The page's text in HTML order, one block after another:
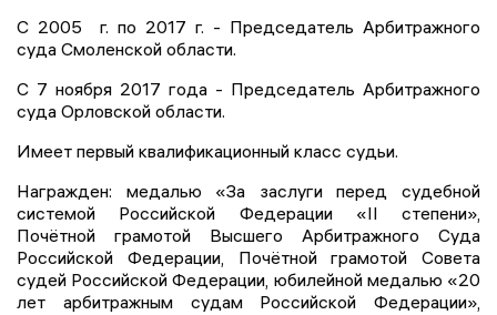
С 2005 г. по 2017 г. - Председатель Арбитражного
суда Смоленской области.
С 7 ноября 2017 года - Председатель Арбитражного
суда Орловской области.
Имеет первый квалификационный класс судьи.
Награжден: медалью «За заслуги перед судебной
системой Российской Федерации «II степени»,
Почётной грамотой Высшего Арбитражного Суда
Российской Федерации, Почётной грамотой Совета
судей Российской Федерации, юбилейной медалью «20
лет арбитражным судам Российской Федерации»,